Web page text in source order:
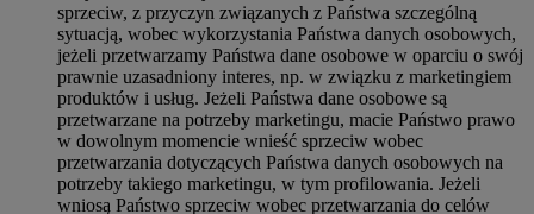
sprzeciw, z przyczyn związanych z Państwa szczególną
sytuacją, wobec wykorzystania Państwa danych osobowych,
jeżeli przetwarzamy Państwa dane osobowe w oparciu o swój
prawnie uzasadniony interes, np. w związku z marketingiem
produktów i usług. Jeżeli Państwa dane osobowe są
przetwarzane na potrzeby marketingu, macie Państwo prawo
w dowolnym momencie wnieść sprzeciw wobec
przetwarzania dotyczących Państwa danych osobowych na
potrzeby takiego marketingu, w tym profilowania. Jeżeli
wniosą Państwo sprzeciw wobec przetwarzania do celów